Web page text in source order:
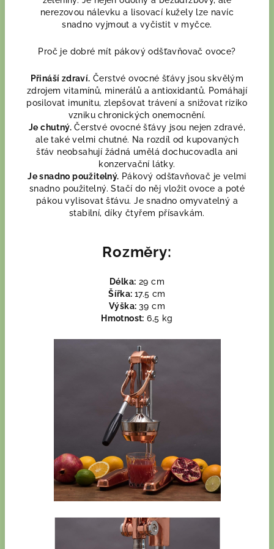
nerezovou nálevku a lisovací kužely lze navíc
snadno vyjmout a vyčistit v myčce.
Proč je dobré mít pákový odšťavňovač ovoce?
Přináší zdraví. Čerstvé ovocné šťávy jsou skvělým
zdrojem vitamínů, minerálů a antioxidantů. Pomáhají
posilovat imunitu, zlepšovat trávení a snižovat riziko
vzniku chronických onemocnění.
Je chutný. Čerstvé ovocné šťávy jsou nejen zdravé,
ale také velmi chutné. Na rozdíl od kupovaných
šťáv neobsahují žádná umělá dochucovadla ani
konzervační látky.
Je snadno použitelný. Pákový odšťavňovač je velmi
snadno použitelný. Stačí do něj vložit ovoce a poté
pákou vylisovat šťávu. Je snadno omyvatelný a
stabilní, díky čtyřem přísavkám.
Rozměry:
Délka: 29 cm
Šířka: 17.5 cm
Výška: 39 cm
Hmotnost: 6,5 kg